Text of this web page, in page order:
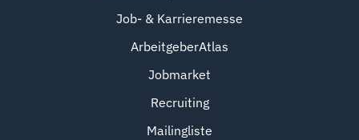
Job- & Karrieremesse
ArbeitgeberAtlas
Jobmarket
Recruiting
Mailingliste